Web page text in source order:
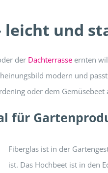
leicht und
der Dachterrasseernten
modern und
oder dem Gemüsebeet
für
Fiberglas ist in der
ist. Das Hochbeet ist in den